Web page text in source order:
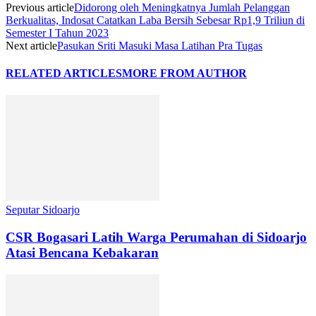
Previous articleDidorong oleh Meningkatnya Jumlah Pelanggan
Berkualitas, Indosat Catatkan Laba Bersih Sebesar Rp1,9 Triliun di
Semester I Tahun 2023
Next articlePasukan Sriti Masuki Masa Latihan Pra Tugas
RELATED ARTICLESMORE FROM AUTHOR
Seputar Sidoarjo
CSR Bogasari Latih Warga Perumahan di Sidoarjo
Atasi Bencana Kebakaran